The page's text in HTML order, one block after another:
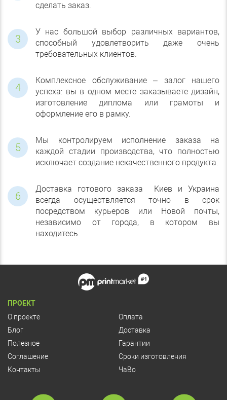
сделать заказ.
У нас большой выбор различных вариантов,
способный удовлетворить даже очень
требовательных клиентов.
Комплексное обслуживание – залог нашего
успеха: вы в одном месте заказываете дизайн,
изготовление диплома или грамоты и
оформление его в рамку.
Мы контролируем исполнение заказа на
каждой стадии производства, что полностью
исключает создание некачественного продукта.
Доставка готового заказа Киев и Украина
всегда осуществляется точно в срок
посредством курьеров или Новой почты,
независимо от города, в котором вы
находитесь.
ПРОЕКТ
О проекте
Блог
Полезное
Соглашение
Контакты
Оплата
Доставка
Гарантии
Сроки изготовления
ЧаВо